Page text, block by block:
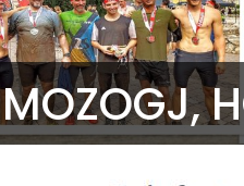
MOZOGJ,